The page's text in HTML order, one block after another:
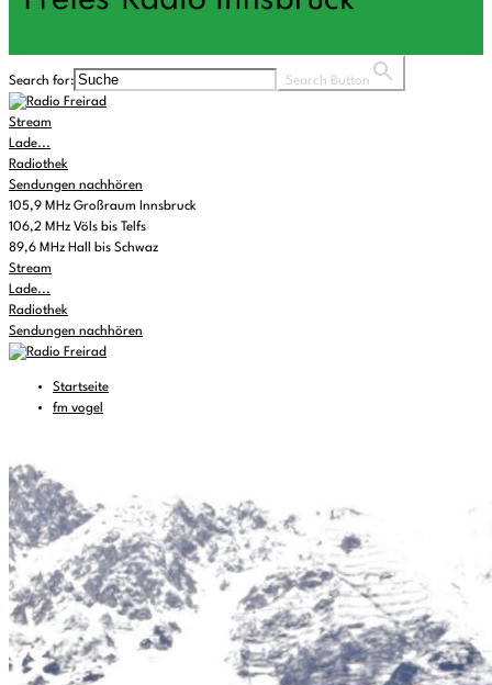
Search for: Search Button
Stream
Lade...
Radiothek
Sendungen nachhören
105,9 MHz Großraum Innsbruck
106,2 MHz Völs bis Telfs
89,6 MHz Hall bis Schwaz
Stream
Lade...
Radiothek
Sendungen nachhören
Startseite
fm vogel